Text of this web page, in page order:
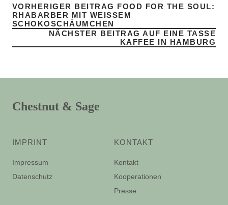
VORHERIGER BEITRAG FOOD FOR THE SOUL:
RHABARBER MIT WEISSEM S
CHOKOSCHÄUMCHEN
NÄCHSTER BEITRAG AUF EINE TASSE
KAFFEE IN HAMBURG
Chestnut & Sage
IMPRINT
Impressum
Datenschutz
KONTAKT
Kontakt
Kooperationen
Presse